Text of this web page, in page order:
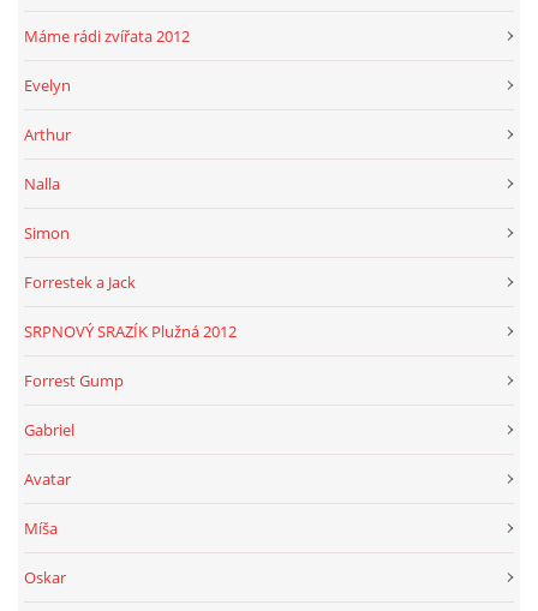
Máme rádi zvířata 2012
Evelyn
Arthur
Nalla
Simon
Forrestek a Jack
SRPNOVÝ SRAZÍK Plužná 2012
Forrest Gump
Gabriel
Avatar
Míša
Oskar